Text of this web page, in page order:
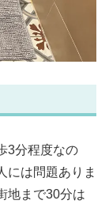
3分程度なの
には問題ありま
地まで30分は